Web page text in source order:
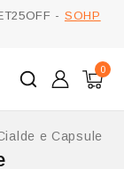
- SOHP
0
e Capsule